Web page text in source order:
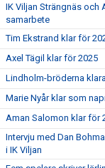
IK Viljan Strängnäs och
samarbete
Tim Ekstrand klar för
Axel Tägil klar för 2025
Lindholm-bröderna
Marie Nyår klar som
Aman Salomon klar för
Intervju med Dan
i IK Viljan